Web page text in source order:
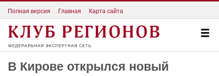
Полная версия Главная Карта сайта
В Кирове открылся новый